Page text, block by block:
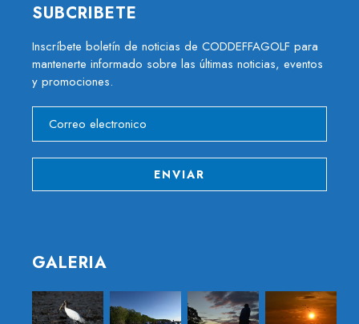
SUBCRIBETE
Inscríbete boletín de noticias de CODDEFFAGOLF para
mantenerte informado sobre las últimas noticias, eventos
y promociones.
GALERIA